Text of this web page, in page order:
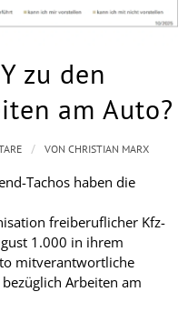
zu den
am Auto?
Tachos haben die
freiberuflicher Kfz-
1.000 in ihrem
mitverantwortliche
Arbeiten am
/ VONCHRISTIAN MARX